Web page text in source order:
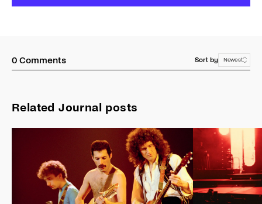
0 Comments Sort by Newest
Related Journal posts